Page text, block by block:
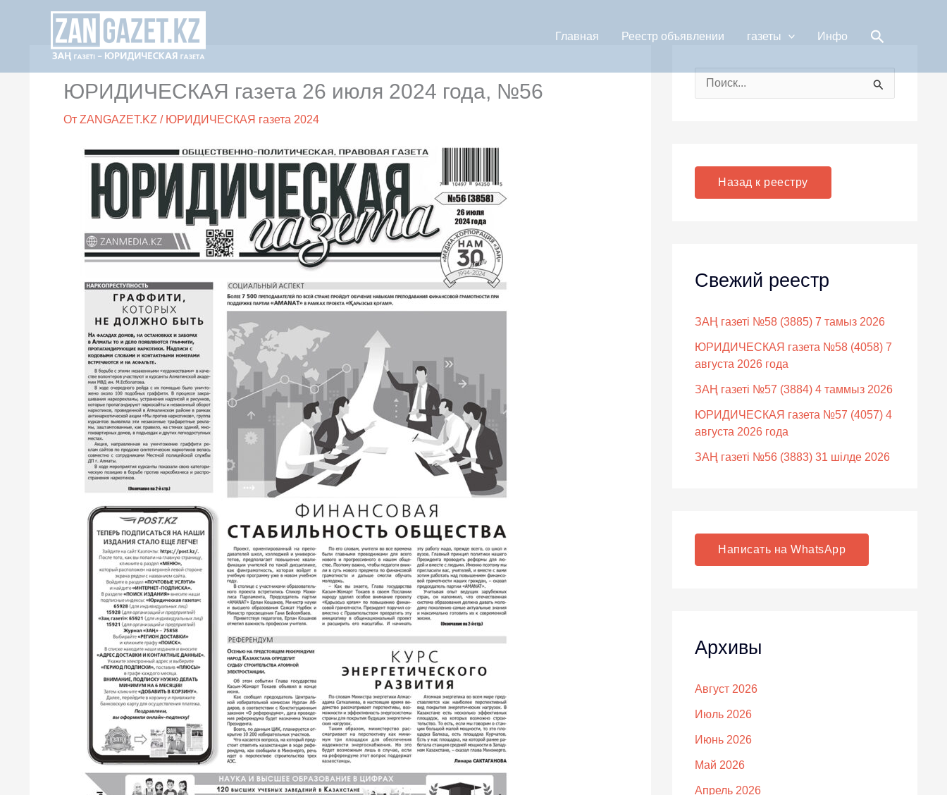
содержимому
Главная Реестр объявлении газеты Инфо Поиск
ЮРИДИЧЕСКАЯ газета 26 июля 2024 года, №56
От ZANGAZET.KZ / ЮРИДИЧЕСКАЯ газета 2024
:
Назад к реестру
Свежий реестр
ЗАҢ газеті №58 (3885) 7 тамыз 2026
ЮРИДИЧЕСКАЯ газета №58 (4058) 7
августа 2026 года
ЗАҢ газеті №57 (3884) 4 таммыз 2026
ЮРИДИЧЕСКАЯ газета №57 (4057) 4
августа 2026 года
ЗАҢ газеті №56 (3883) 31 шілде 2026
Написать на WhatsApp
Архивы
Август 2026
Июль 2026
Июнь 2026
Май 2026
Апрель 2026